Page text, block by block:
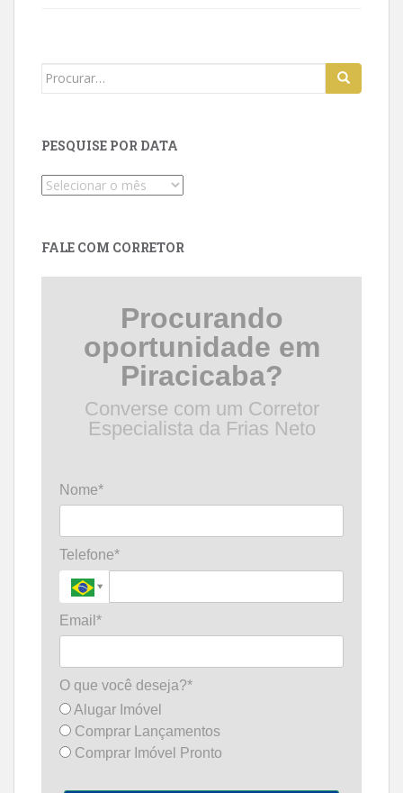
Search
PESQUISE POR DATA
Pesquise
FALE COM CORRETOR
Procurando
oportunidade em
Piracicaba?
Converse com um Corretor
Especialista da Frias Neto
Nome*
Telefone*
Email*
O que você deseja?*
Alugar Imóvel
Comprar Lançamentos
Comprar Imóvel Pronto